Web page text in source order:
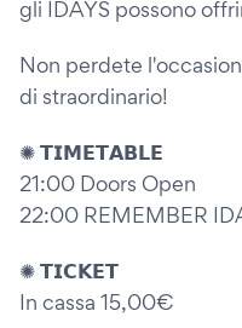
gli IDAYS possono
Non perdete
di straordinario!
✺ 𝗧𝗜𝗠𝗘𝗧𝗔𝗕𝗟𝗘
21:00 Doors Open
22:00 REMEMBER
✺ 𝗧𝗜𝗖𝗞𝗘𝗧
In cassa 15,00€